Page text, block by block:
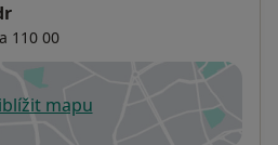
110 00
mapu
se otevře v nové záložce